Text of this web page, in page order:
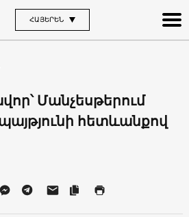
ՀԱՅԵՐԵՆ
Մանչեսթերում
հետևանքով